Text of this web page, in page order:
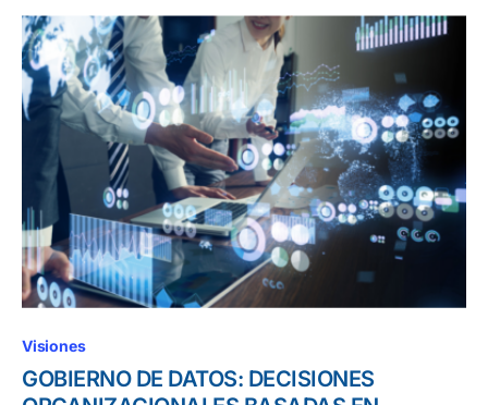
Visiones
GOBIERNO DE DATOS: DECISIONES